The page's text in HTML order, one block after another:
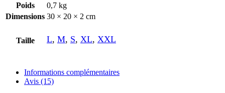
Poids
0,7 kg
Dimensions 30 × 20 × 2 cm
Taille L, M, S, XL, XXL
Informations complémentaires
Avis (15)